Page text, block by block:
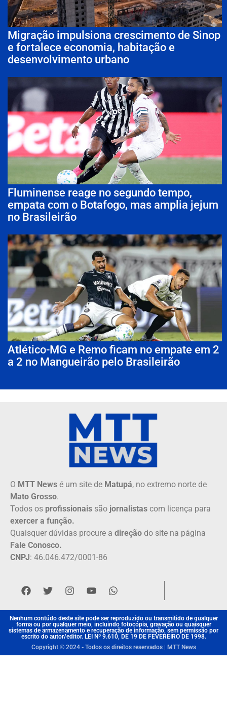
Migração impulsiona crescimento de Sinop
e fortalece economia, habitação e
desenvolvimento urbano
Fluminense reage no segundo tempo,
empata com o Botafogo, mas amplia jejum
no Brasileirão
Atlético-MG e Remo ficam no empate em 2
a 2 no Mangueirão pelo Brasileirão
O MTT News é um site de Matupá, no extremo norte de
Mato Grosso.
Todos os profissionais são jornalistas com licença para
exercer a função.
Quaisquer dúvidas procure a direção do site na página
Fale Conosco.
CNPJ: 46.046.472/0001-86
Nenhum contúdo deste site pode ser reproduzido ou transmitido de qualquer
forma ou por qualquer meio, incluindo fotocópia, gravação ou quaisquer
sistemas de armazenamento e recuperação de informação, sem permissão por
escrito do autor/editor. LEI Nº 9.610, DE 19 DE FEVEREIRO DE 1998.
Copyright © 2024 - Todos os direitos reservados | MTT News